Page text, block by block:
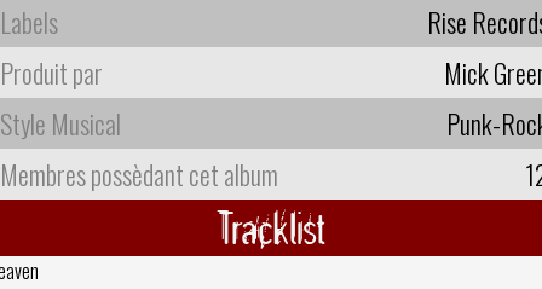
Labels
Rise
Produit par
Mick
Style Musical
Punk-
Membres possèdant cet album
Tracklist